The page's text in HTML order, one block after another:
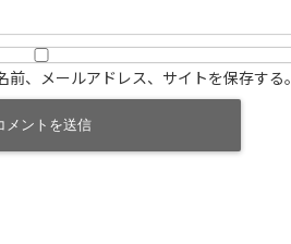
、メールアドレス、サイトを保存する。